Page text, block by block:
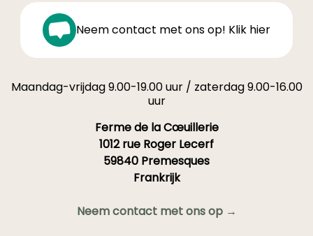
Neem contact met ons op! Klik hier
Maandag-vrijdag 9.00-19.00 uur / zaterdag 9.00-16.00
uur
Ferme de la Cœuillerie
1012 rue Roger Lecerf
59840 Premesques
Frankrijk
Neem contact met ons op →